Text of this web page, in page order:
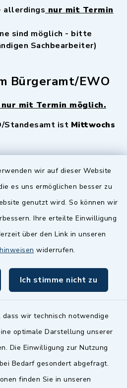
wir auf dieser Website
es uns ermöglichen besser zu
genutzt wird. So können wir
Ihre erteilte Einwilligung
über den Link in unseren
widerrufen.
Ich stimme nicht zu
wir technisch notwendige
optimale Darstellung unserer
Die Einwilligung zur Nutzung
Bedarf gesondert abgefragt.
finden Sie in unseren
allerdings nur mit Termin
sind möglich - bitte
Sachbearbeiter)
Bürgeramt/EWO
mit Termin möglich.
Standesamt ist Mittwochs